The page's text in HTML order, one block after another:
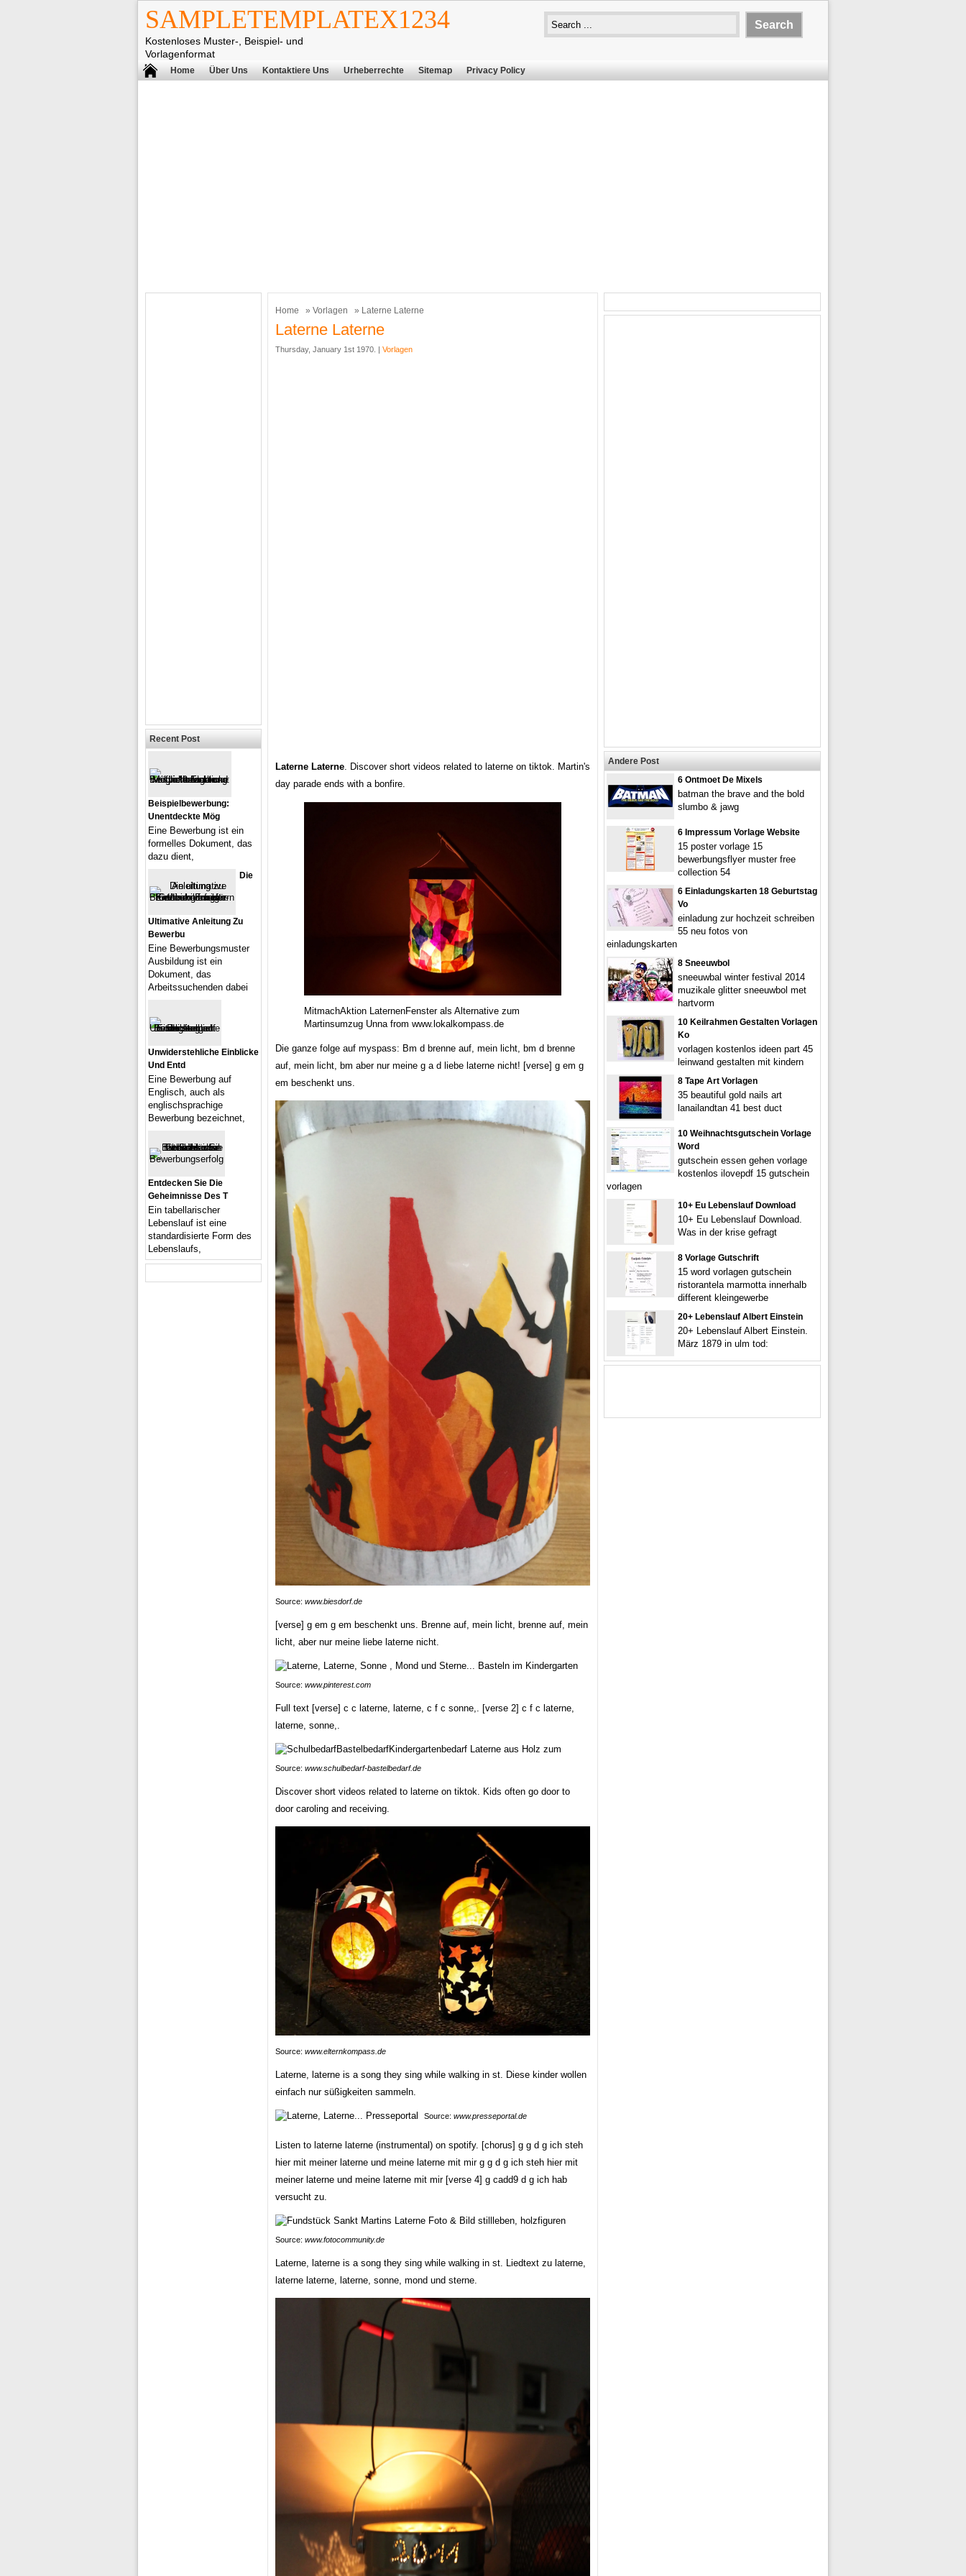
SAMPLETEMPLATEX1234
Kostenloses Muster-, Beispiel- und
Vorlagenformat
Home Über Uns Kontaktiere Uns Urheberrechte Sitemap Privacy Policy
Home » Vorlagen » Laterne Laterne
Laterne Laterne
Thursday, January 1st 1970. | Vorlagen
Laterne Laterne. Discover short videos related to laterne on tiktok. Martin's
day parade ends with a bonfire.
MitmachAktion LaternenFenster als Alternative zum
Martinsumzug Unna from www.lokalkompass.de
Die ganze folge auf myspass: Bm d brenne auf, mein licht, bm d brenne
auf, mein licht, bm aber nur meine g a d liebe laterne nicht! [verse] g em g
em beschenkt uns.
Source: www.biesdorf.de
[verse] g em g em beschenkt uns. Brenne auf, mein licht, brenne auf, mein
licht, aber nur meine liebe laterne nicht.
Source: www.pinterest.com
Full text [verse] c c laterne, laterne, c f c sonne,. [verse 2] c f c laterne,
laterne, sonne,.
Source: www.schulbedarf-bastelbedarf.de
Discover short videos related to laterne on tiktok. Kids often go door to
door caroling and receiving.
Source: www.elternkompass.de
Laterne, laterne is a song they sing while walking in st. Diese kinder wollen
einfach nur süßigkeiten sammeln.
Source: www.presseportal.de
Listen to laterne laterne (instrumental) on spotify. [chorus] g g d g ich steh
hier mit meiner laterne und meine laterne mit mir g g d g ich steh hier mit
meiner laterne und meine laterne mit mir [verse 4] g cadd9 d g ich hab
versucht zu.
Source: www.fotocommunity.de
Laterne, laterne is a song they sing while walking in st. Liedtext zu laterne,
laterne laterne, laterne, sonne, mond und sterne.
Recent Post
Beispielbewerbung:
Unentdeckte Mög
Eine Bewerbung ist ein
formelles Dokument, das
dazu dient,
Die
Ultimative Anleitung Zu
Bewerbu
Eine Bewerbungsmuster
Ausbildung ist ein
Dokument, das
Arbeitssuchenden dabei
Unwiderstehliche Einblicke
Und Entd
Eine Bewerbung auf
Englisch, auch als
englischsprachige
Bewerbung bezeichnet,
Entdecken Sie Die
Geheimnisse Des T
Ein tabellarischer
Lebenslauf ist eine
standardisierte Form des
Lebenslaufs,
Andere Post
6 Ontmoet De Mixels
batman the brave and the bold
slumbo & jawg
6 Impressum Vorlage Website
15 poster vorlage 15
bewerbungsflyer muster free
collection 54
6 Einladungskarten 18 Geburtstag
Vo
einladung zur hochzeit schreiben
55 neu fotos von
einladungskarten
8 Sneeuwbol
sneeuwbal winter festival 2014
muzikale glitter sneeuwbol met
hartvorm
10 Keilrahmen Gestalten Vorlagen
Ko
vorlagen kostenlos ideen part 45
leinwand gestalten mit kindern
8 Tape Art Vorlagen
35 beautiful gold nails art
lanailandtan 41 best duct
10 Weihnachtsgutschein Vorlage
Word
gutschein essen gehen vorlage
kostenlos ilovepdf 15 gutschein
vorlagen
10+ Eu Lebenslauf Download
10+ Eu Lebenslauf Download.
Was in der krise gefragt
8 Vorlage Gutschrift
15 word vorlagen gutschein
ristorantela marmotta innerhalb
different kleingewerbe
20+ Lebenslauf Albert Einstein
20+ Lebenslauf Albert Einstein.
März 1879 in ulm tod: